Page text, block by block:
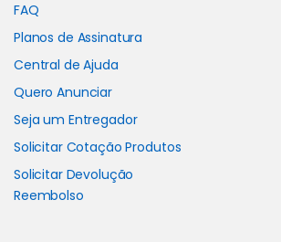
FAQ
Planos de Assinatura
Central de Ajuda
Quero Anunciar
Seja um Entregador
Solicitar Cotação Produtos
Solicitar Devolução
Reembolso